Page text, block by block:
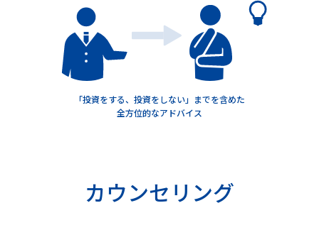
「投資をする、投資をしない」までを含めた
全方位的なアドバイス
カウンセリング